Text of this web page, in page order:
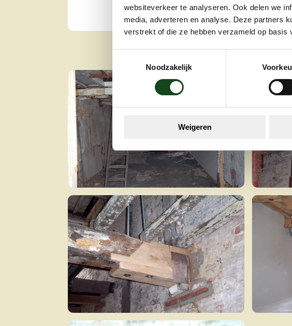
websiteverkeer te analyseren. Ook delen we
media, adverteren en analyse. Deze partners
verstrekt of die ze hebben verzameld op basis
Noodzakelijk
Weigeren